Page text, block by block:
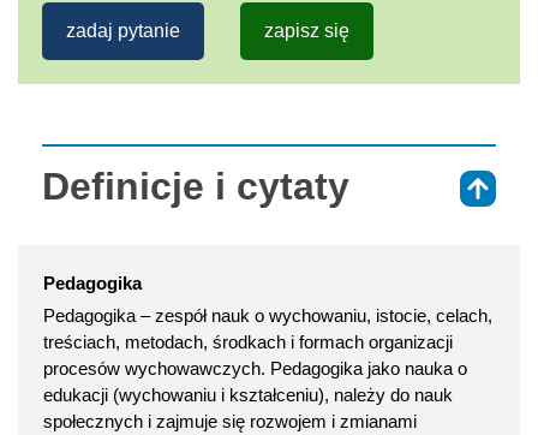
zadaj pytanie zapisz się
Definicje i cytaty
Pedagogika
Pedagogika – zespół nauk o wychowaniu, istocie, celach,
treściach, metodach, środkach i formach organizacji
procesów wychowawczych. Pedagogika jako nauka o
edukacji (wychowaniu i kształceniu), należy do nauk
społecznych i zajmuje się rozwojem i zmianami